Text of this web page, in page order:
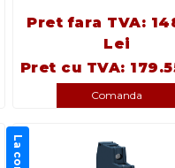
Pret fara TVA:
Lei
Pret cu TVA:
Comanda